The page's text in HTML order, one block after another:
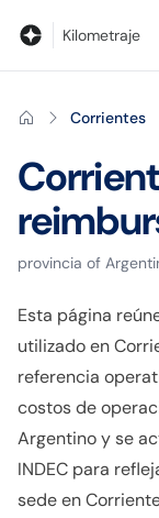
Kilometraje
Corrientes
provincia of
Esta página
utilizado en
referencia
costos de
Argentino y se
INDEC para
sede en